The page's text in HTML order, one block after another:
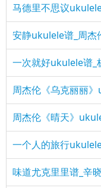
马德里不思议
安静ukulele谱_周杰
一次就好ukulele谱_
周杰伦《乌克丽丽
周杰伦《晴天》
一个人的旅行
味道尤克里里谱_辛